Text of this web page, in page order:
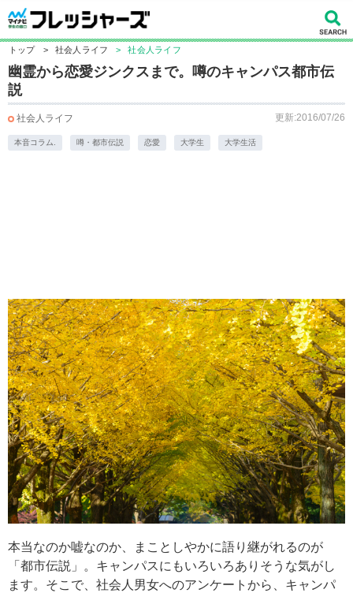
トップ > 社会人ライフ > 社会人ライフ
幽霊から恋愛ジンクスまで。噂のキャンパス都市伝
説
社会人ライフ 更新:2016/07/26
本音コラム. 噂・都市伝説 恋愛 大学生 大学生活
本当なのか嘘なのか、まことしやかに語り継がれるのが
「都市伝説」。キャンパスにもいろいろありそうな気がし
ます。そこで、社会人男女へのアンケートから、キャンパ